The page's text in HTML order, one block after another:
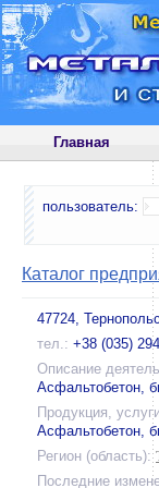
Главная
пользователь:
Каталог
47724,
тел.: +38 (035)
Описание
Асфальтобетон,
Продукция,
Асфальтобетон,
Регион (область):
Последние